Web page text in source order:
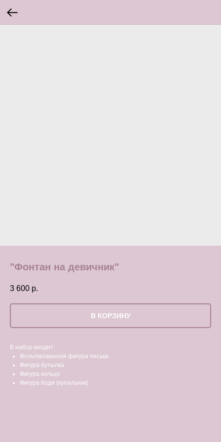
"Фонтан на девичник"
3 600 р.
В КОРЗИНУ
В набор входит:
Фольгированная фигура писька
Фигура бутылка
Фигура кольцо
Фигура боди (купальник)